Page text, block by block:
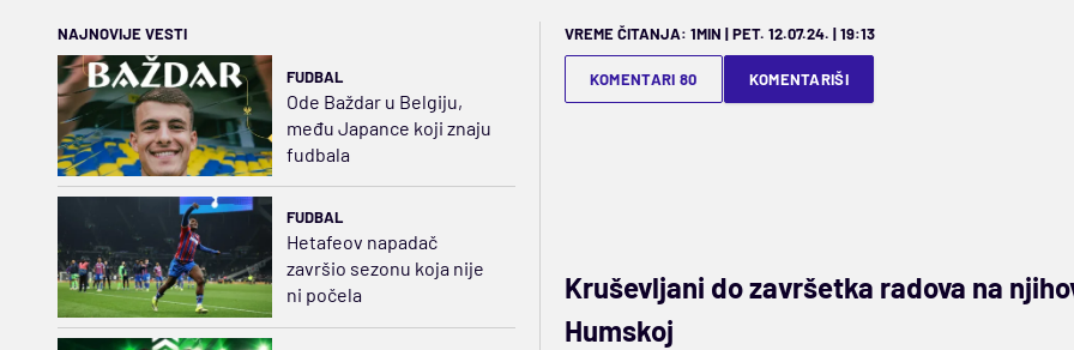
NAJNOVIJE VESTI
FUDBAL
Ode Baždar u Belgiju,
među Japance koji znaju
fudbala
FUDBAL
Hetafeov napadač
završio sezonu koja nije
ni počela
VREME ČITANJA: 1MIN | PET. 12.07.24. | 19:13
KOMENTARI 80 KOMENTARIŠI
Kruševljani do završetka radova na
Humskoj